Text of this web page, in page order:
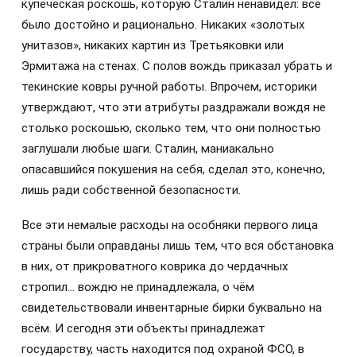
купеческая роскошь, которую Сталин ненавидел: всё
было достойно и рационально. Никаких «золотых
унитазов», никаких картин из Третьяковки или
Эрмитажа на стенах. С полов вождь приказал убрать и
текинские ковры ручной работы. Впрочем, историки
утверждают, что эти атрибуты раздражали вождя не
столько роскошью, сколько тем, что они полностью
заглушали любые шаги. Сталин, маниакально
опасавшийся покушения на себя, сделал это, конечно,
лишь ради собственной безопасности.
Все эти немалые расходы на особняки первого лица
страны были оправданы лишь тем, что вся обстановка
в них, от прикроватного коврика до чердачных
стропил… вождю не принадлежала, о чём
свидетельствовали инвентарные бирки буквально на
всём. И сегодня эти объекты принадлежат
государству, часть находится под охраной ФСО, в